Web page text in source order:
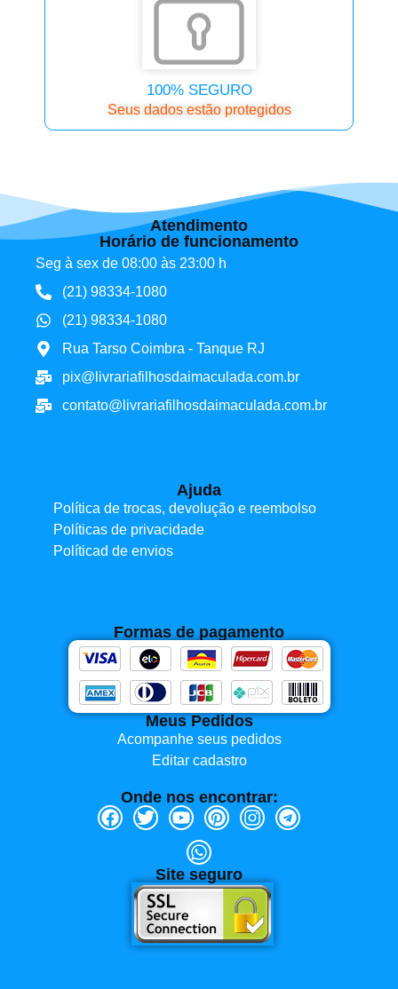
100% SEGURO
Seus dados estão protegidos
Atendimento
Horário de funcionamento
Seg à sex de 08:00 às 23:00 h
(21) 98334-1080
(21) 98334-1080
Rua Tarso Coimbra - Tanque RJ
pix@livrariafilhosdaimaculada.com.br
contato@livrariafilhosdaimaculada.com.br
Ajuda
Política de trocas, devolução e reembolso
Políticas de privacidade
Políticad de envios
Formas de pagamento
Meus Pedidos
Acompanhe seus pedidos
Editar cadastro
Onde nos encontrar:
Site seguro